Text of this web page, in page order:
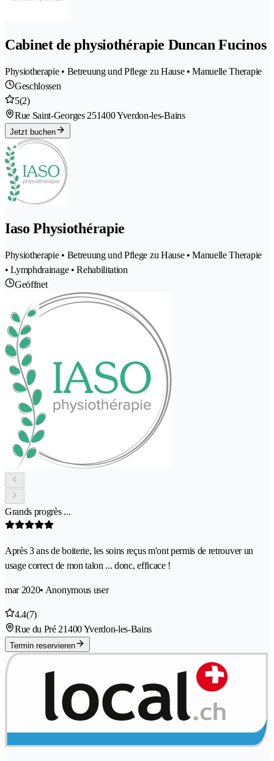
Cabinet de physiothérapie Duncan Fucinos
Physiotherapie • Betreuung und Pflege zu Hause • Manuelle Therapie
Geschlossen
5(2)
Rue Saint-Georges 251400 Yverdon-les-Bains
Jetzt buchen
Iaso Physiothérapie
Physiotherapie • Betreuung und Pflege zu Hause • Manuelle Therapie
• Lymphdrainage • Rehabilitation
Geöffnet
Grands progrès ...
Après 3 ans de boiterie, les soins reçus m'ont permis de retrouver un
usage correct de mon talon ... donc, efficace !
mar 2020• Anonymous user
4.4(7)
Rue du Pré 21400 Yverdon-les-Bains
Termin reservieren